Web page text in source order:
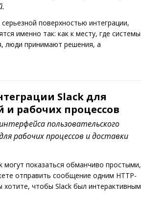
поверхностью интеграции,
именно так: как к месту, где системы
люди принимают решения, а
Slack для
рабочих процессов
пользовательского
рабочих процессов и доставки
могут показаться обманчиво простыми,
отправить сообщение одним HTTP-
хотите, чтобы Slack был интерактивным